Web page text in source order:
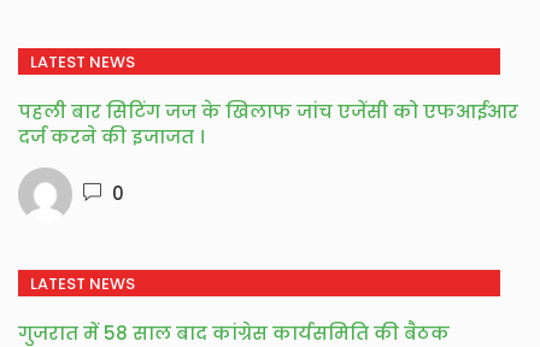
LATEST NEWS
पहली बार सिटिंग जज के खिलाफ जांच एजेंसी को एफआईआर
दर्ज करने की इजाजत ।
0
LATEST NEWS
गुजरात में 58 साल बाद कांग्रेस कार्यसमिति की बैठक